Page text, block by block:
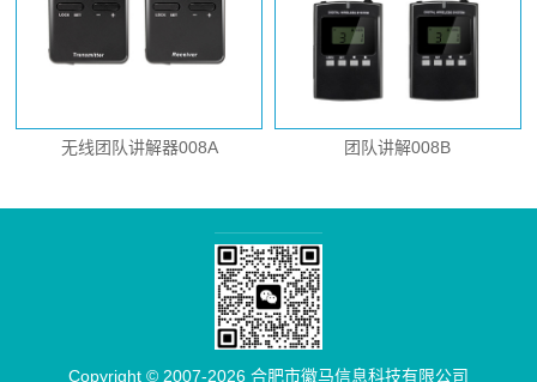
无线团队讲解器008A 团队讲解008B
Copyright © 2007-2026 合肥市徽马信息科技有限公司